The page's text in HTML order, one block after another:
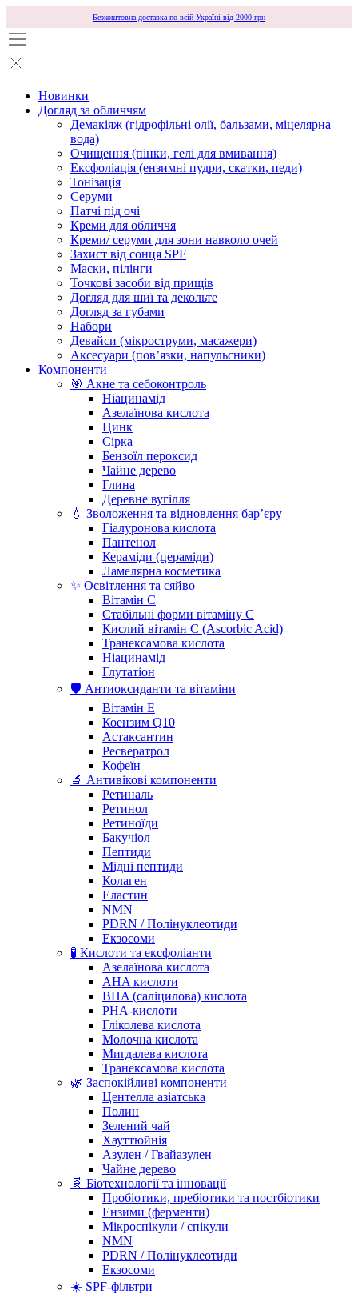
Безкоштовна доставка по всій Україні від 2000 грн
Новинки
Догляд за обличчям
Демакіяж (гідрофільні олії, бальзами, міцелярна
вода)
Очищення (пінки, гелі для вмивання)
Ексфоліація (ензимні пудри, скатки, педи)
Тонізація
Серуми
Патчі під очі
Креми для обличчя
Креми/ серуми для зони навколо очей
Захист від сонця SPF
Маски, пілінги
Точкові засоби від прищів
Догляд для шиї та декольте
Догляд за губами
Набори
Девайси (мікроструми, масажери)
Аксесуари (повʼязки, напульсники)
Компоненти
🎯 Акне та себоконтроль
Ніацинамід
Азелаїнова кислота
Цинк
Сірка
Бензоїл пероксид
Чайне дерево
Глина
Деревне вугілля
💧 Зволоження та відновлення бар’єру
Гіалуронова кислота
Пантенол
Кераміди (цераміди)
Ламелярна косметика
✨ Освітлення та сяйво
Вітамін С
Стабільні форми вітаміну С
Кислий вітамін С (Ascorbic Acid)
Транексамова кислота
Ніацинамід
Глутатіон
🛡️ Антиоксиданти та вітаміни
Вітамін Е
Коензим Q10
Астаксантин
Ресвератрол
Кофеїн
🔬 Антивікові компоненти
Ретиналь
Ретинол
Ретиноїди
Бакучіол
Пептиди
Мідні пептиди
Колаген
Еластин
NMN
PDRN / Полінуклеотиди
Екзосоми
🧪 Кислоти та ексфоліанти
Азелаїнова кислота
AHA кислоти
BHA (саліцилова) кислота
PHA-кислоти
Гліколева кислота
Молочна кислота
Мигдалева кислота
Транексамова кислота
🌿 Заспокійливі компоненти
Центелла азіатська
Полин
Зелений чай
Хауттюйнія
Азулен / Гвайазулен
Чайне дерево
🧬 Біотехнології та інновації
Пробіотики, пребіотики та постбіотики
Ензими (ферменти)
Мікроспікули / спікули
NMN
PDRN / Полінуклеотиди
Екзосоми
☀️ SPF-фільтри